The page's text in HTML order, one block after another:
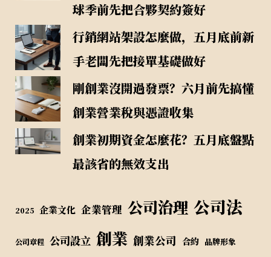
球季前先把合夥契約簽好
行銷網站架設怎麼做，五月底前新
手老闆先把接單基礎做好
剛創業沒開過發票？六月前先搞懂
創業營業稅與憑證收集
創業初期資金怎麼花？五月底盤點
最該省的無效支出
2025 企業文化 企業管理 公司治理 公司法
公司章程 公司設立 創業 創業公司 合約 品牌形象